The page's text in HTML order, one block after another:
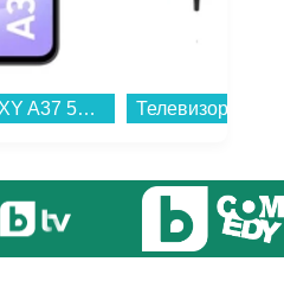
Смартфон Samsung GALAXY A37 5G 256/8 CHARCOAL SM-A376BZAG , 256 GB, 8 GB...